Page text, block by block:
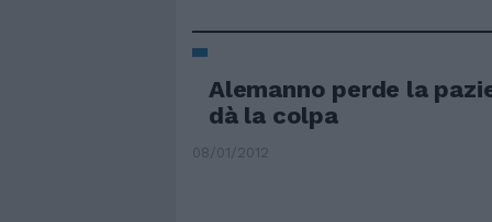
Alemanno perde la
dà la colpa
08/01/2012